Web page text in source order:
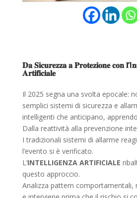
𝐃𝐚 𝐒𝐢𝐜𝐮𝐫𝐞𝐳𝐳𝐚 𝐚 𝐏𝐫𝐨𝐭𝐞𝐳𝐢𝐨𝐧𝐞 𝐜𝐨𝐧
𝐀𝐫𝐭𝐢𝐟𝐢𝐜𝐢𝐚𝐥𝐞
Il 2025 segna una svolta epocale:
semplici sistemi di sicurezza e
intelligenti che anticipano,
Dalla reattività alla prevenzione
I tradizionali sistemi di allarme
l’evento si è verificato.
L’INTELLIGENZA ARTIFICIALE
questo approccio.
Analizza pattern comportamentali,